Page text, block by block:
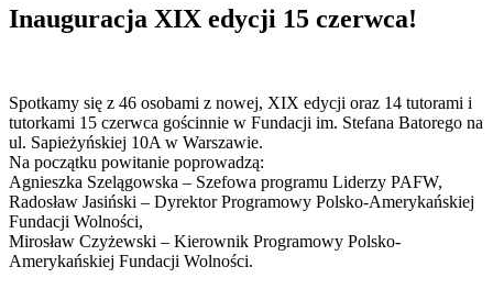
Inauguracja XIX edycji 15 czerwca!
Spotkamy się z 46 osobami z nowej, XIX edycji oraz 14 tutorami i
tutorkami 15 czerwca gościnnie w Fundacji im. Stefana Batorego na
ul. Sapieżyńskiej 10A w Warszawie.
Na początku powitanie poprowadzą:
Agnieszka Szelągowska – Szefowa programu Liderzy PAFW,
Radosław Jasiński – Dyrektor Programowy Polsko-Amerykańskiej
Fundacji Wolności,
Mirosław Czyżewski – Kierownik Programowy Polsko-
Amerykańskiej Fundacji Wolności.